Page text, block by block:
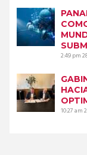
2:49 pm
10:27 am